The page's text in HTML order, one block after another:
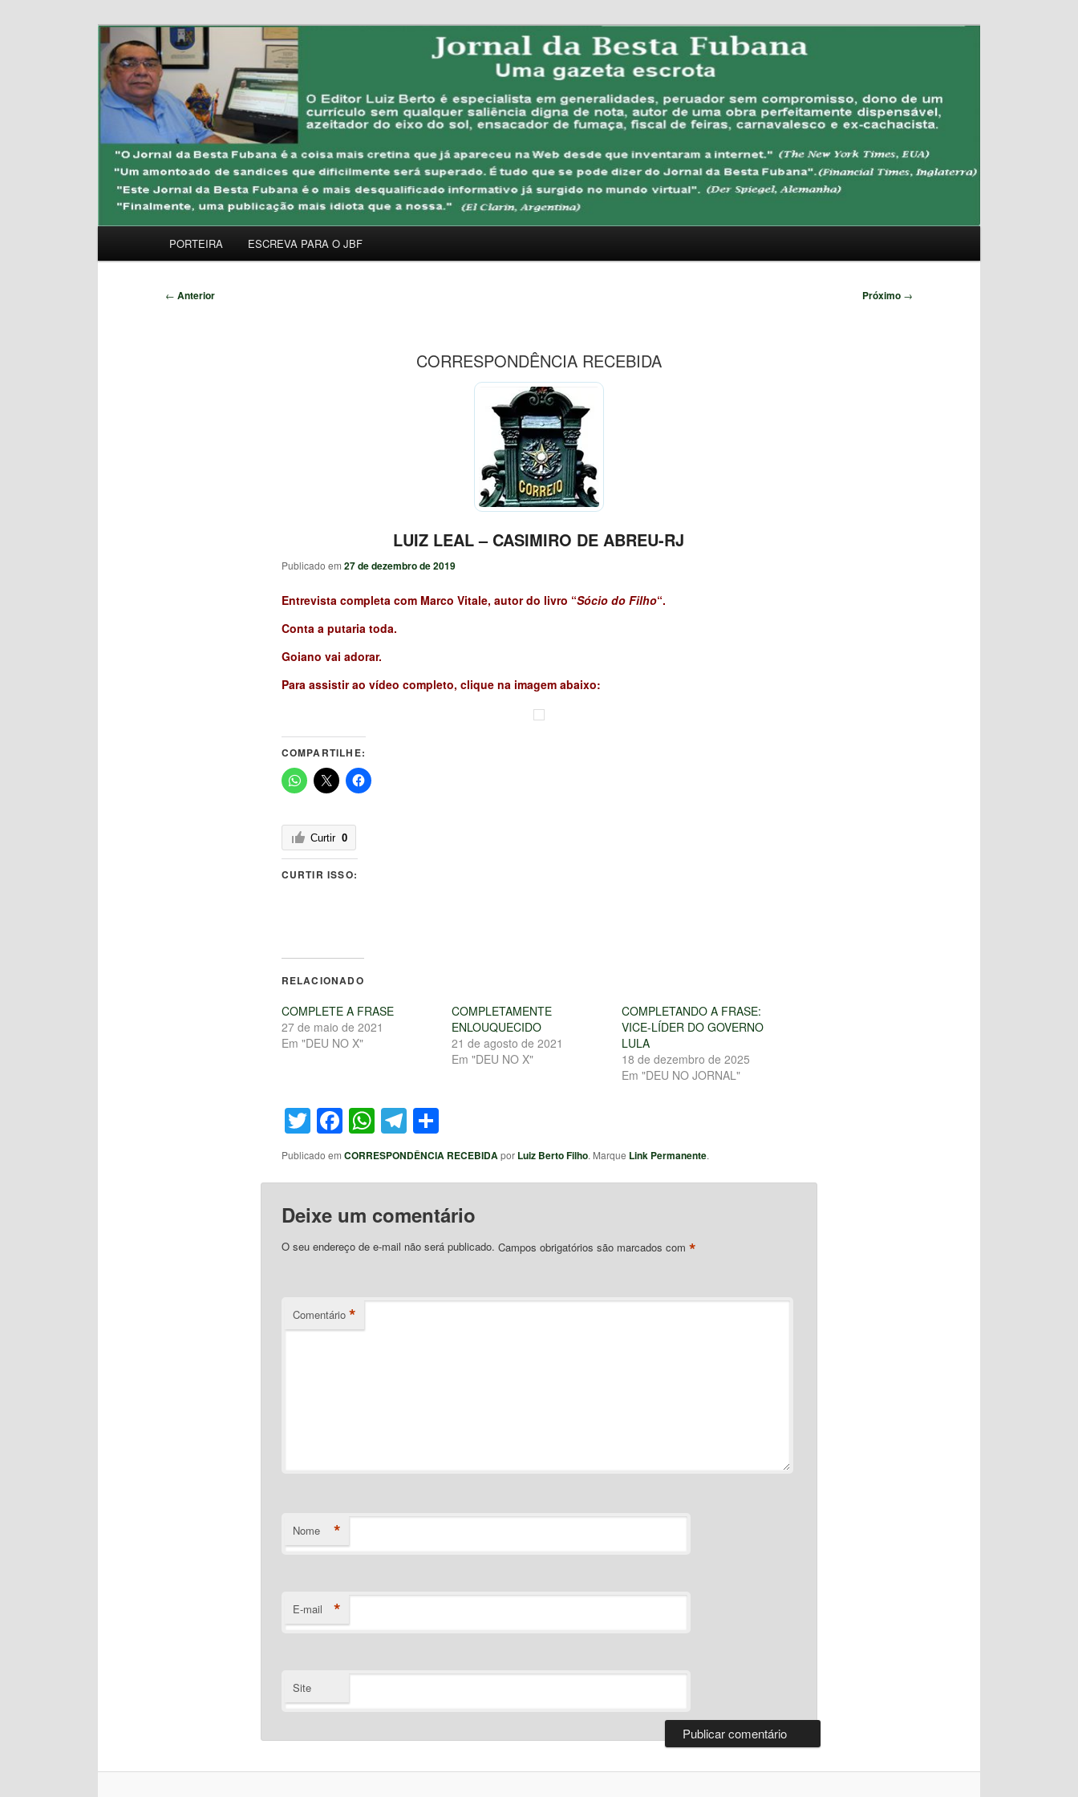
JORNAL DA BESTA FUBANA
Uma Gazeta Escrota
PORTEIRA ESCREVA PARA O JBF
Navegação
← Anterior Próximo →
CORRESPONDÊNCIA RECEBIDA
LUIZ LEAL – CASIMIRO DE ABREU-RJ
Publicado em 27 de dezembro de 2019
Entrevista completa com Marco Vitale, autor do livro “Sócio do Filho“.
Conta a putaria toda.
Goiano vai adorar.
Para assistir ao vídeo completo, clique na imagem abaixo:
COMPARTILHE:
Curtir 0
CURTIR ISSO:
RELACIONADO
COMPLETE A FRASE
27 de maio de 2021
Em "DEU NO X"
COMPLETAMENTE
ENLOUQUECIDO
21 de agosto de 2021
Em "DEU NO X"
COMPLETANDO A FRASE:
VICE-LÍDER DO GOVERNO
LULA
18 de dezembro de 2025
Em "DEU NO JORNAL"
Twitter
Facebook
WhatsApp
Telegram
Share
Publicado em CORRESPONDÊNCIA RECEBIDApor Luiz Berto Filho. Marque Link Permanente.
Deixe um comentário
O seu endereço de e-mail não será publicado. Campos obrigatórios são marcados com *
Comentário *
Nome *
E-mail *
Site